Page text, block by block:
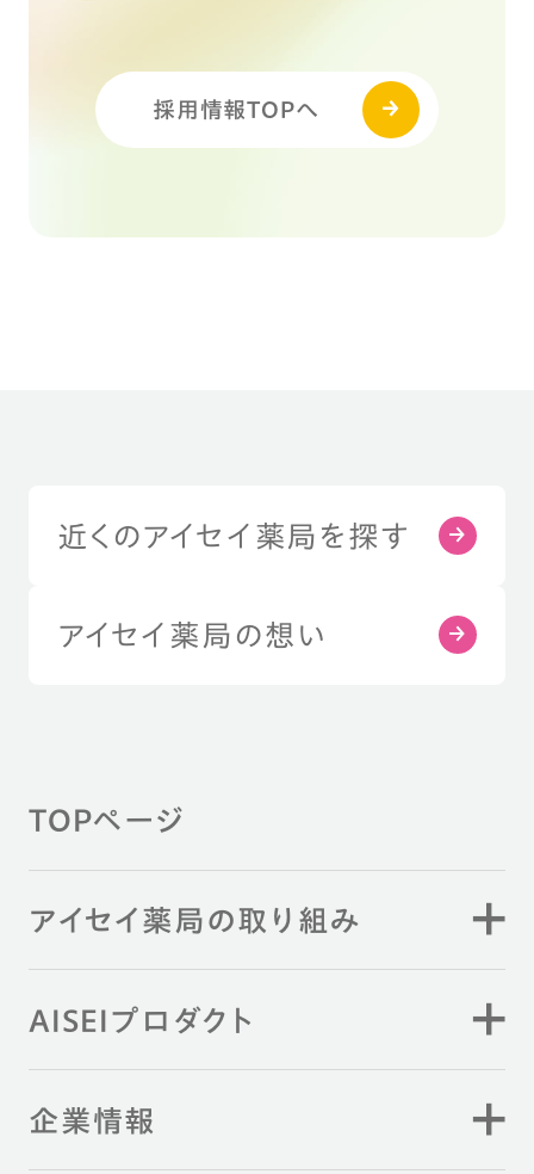
採用情報TOPへ
近くのアイセイ薬局を探す
アイセイ薬局の想い
TOPページ
アイセイ薬局の取り組み
AISEIプロダクト
企業情報